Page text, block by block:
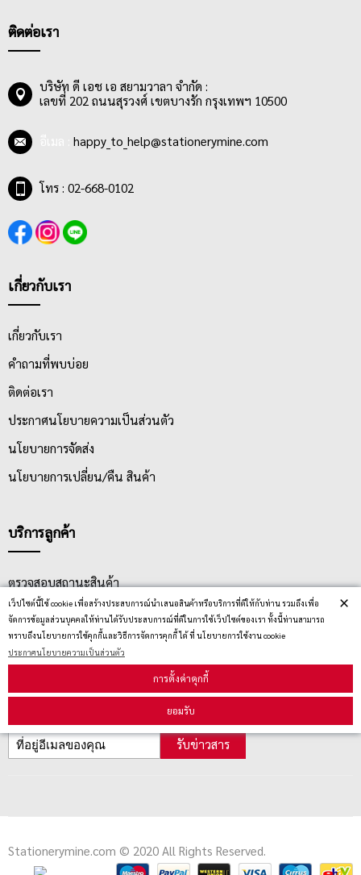
เว็ปไซต์นี้ใช้ cookie เพื่อสร้างประสบการณ์นำเสนอสินค้าหรือบริการที่ดีให้กับท่าน รวมถึงเพื่อ
จัดการข้อมูลส่วนบุคคลให้ท่านได้รับประสบการณ์ที่ดีในการใช้เว็ปไซต์ของเรา ทั้งนี้ท่านสามารถ
ทราบถึงนโยบายการใช้คุกกี้และวิธีการจัดการคุกกี้ ได้ ที่ นโยบายการใช้งาน cookie
ประกาศนโยบายความเป็นส่วนตัว
การตั้งค่าคุกกี้
ยอมรับ
×
ใหม่ได้หลายครั้ง ไม่ทิ้งคราบกาว หรือทำให้พื้นผิวเกิดความเสียหาย
ติดต่อเรา
บริษัท ดี เอช เอ สยามวาลา จำกัด :
เลขที่ 202 ถนนสุรวงศ์ เขตบางรัก กรุงเทพฯ 10500
happy_to_help@stationerymine.com
โทร : 02-668-0102
เกี่ยวกับเรา
เกี่ยวกับเรา
คำถามที่พบบ่อย
ติดต่อเรา
ประกาศนโยบายความเป็นส่วนตัว
นโยบายการจัดส่ง
นโยบายการเปลี่ยน/คืน สินค้า
บริการลูกค้า
ตรวจสอบสถานะสินค้า
คู่มือนักช้อป
วิธีลบคุกกี้
สมัครรับข่าวสาร
รับข่าวสาร
Stationerymine.com © 2020 All Rights Reserved.